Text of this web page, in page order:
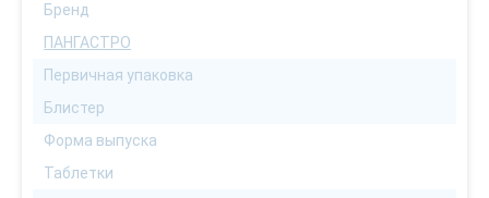
Бренд
ПАНГАСТРО
Первичная упаковка
Блистер
Форма выпуска
Таблетки